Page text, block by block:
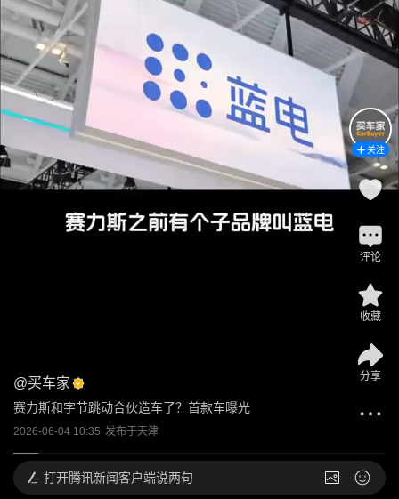
@买车家
赛力斯和字节跳动合伙造车了？首款车曝光
2026-06-04 10:35 发布于天津
关注
评论
收藏
分享
打开腾讯新闻客户端说两句